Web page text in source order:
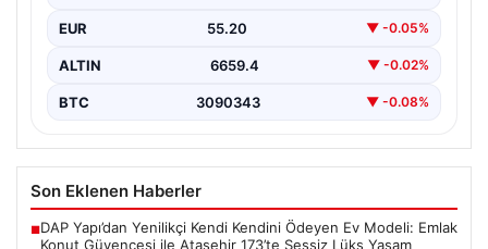
EUR 55.20 ▼ -0.05%
ALTIN 6659.4 ▼ -0.02%
BTC 3090343 ▼ -0.08%
Son Eklenen Haberler
■DAP Yapı’dan Yenilikçi Kendi Kendini Ödeyen Ev Modeli: Emlak
Konut Güvencesi ile Ataşehir 173’te Sessiz Lüks Yaşam